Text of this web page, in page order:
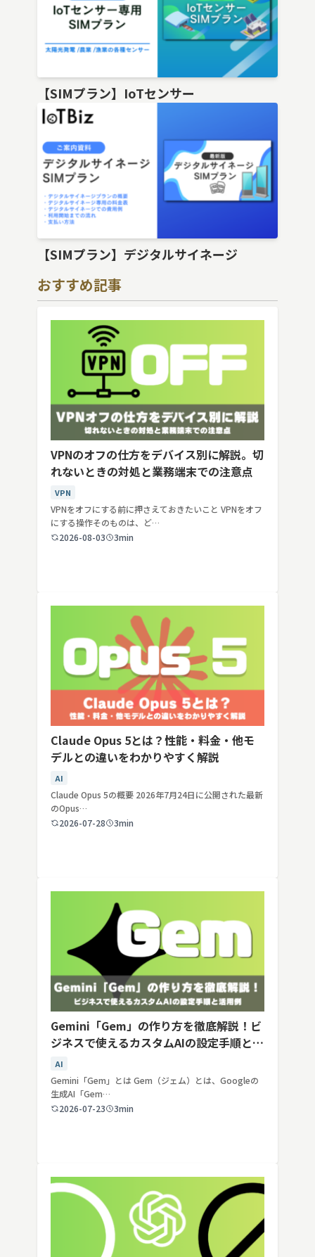
【SIMプラン】IoTセンサー
【SIMプラン】デジタルサイネージ
おすすめ記事
VPNのオフの仕方をデバイス別に解説。切
れないときの対処と業務端末での注意点
VPN
VPNをオフにする前に押さえておきたいこと VPNをオフ
にする操作そのものは、ど…
2026-08-03
3min
Claude Opus 5とは？性能・料金・他モ
デルとの違いをわかりやすく解説
AI
Claude Opus 5の概要 2026年7月24日に公開された最新
のOpus…
2026-07-28
3min
Gemini「Gem」の作り方を徹底解説！ビ
ジネスで使えるカスタムAIの設定手順と活
用例
AI
Gemini「Gem」とは Gem（ジェム）とは、Googleの
生成AI「Gem…
2026-07-23
3min